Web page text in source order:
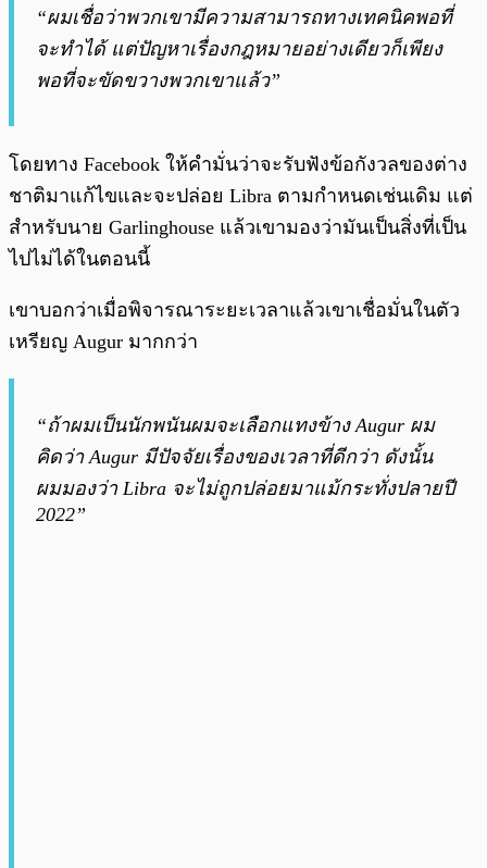
“ผมเชื่อว่าพวกเขามีความสามารถทางเทคนิคพอที่
จะทำได้ แต่ปัญหาเรื่องกฎหมายอย่างเดียวก็เพียง
พอที่จะขัดขวางพวกเขาแล้ว”
โดยทาง Facebook ให้คำมั่นว่าจะรับฟังข้อกังวลของต่าง
ชาติมาแก้ไขและจะปล่อย Libra ตามกำหนดเช่นเดิม แต่
สำหรับนาย Garlinghouse แล้วเขามองว่ามันเป็นสิ่งที่เป็น
ไปไม่ได้ในตอนนี้
เขาบอกว่าเมื่อพิจารณาระยะเวลาแล้วเขาเชื่อมั่นในตัว
เหรียญ Augur มากกว่า
“ถ้าผมเป็นนักพนันผมจะเลือกแทงข้าง Augur ผม
คิดว่า Augur มีปัจจัยเรื่องของเวลาที่ดีกว่า ดังนั้น
ผมมองว่า Libra จะไม่ถูกปล่อยมาแม้กระทั่งปลายปี
2022”